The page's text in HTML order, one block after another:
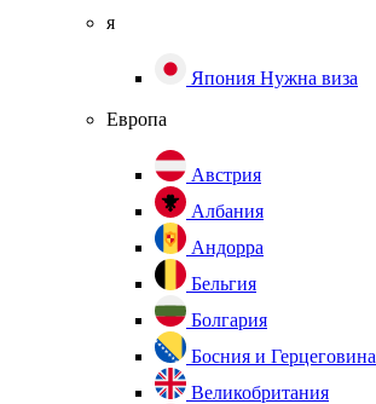
я
Япония Нужна виза
Европа
Австрия
Албания
Андорра
Бельгия
Болгария
Босния и Герцеговина
Великобритания